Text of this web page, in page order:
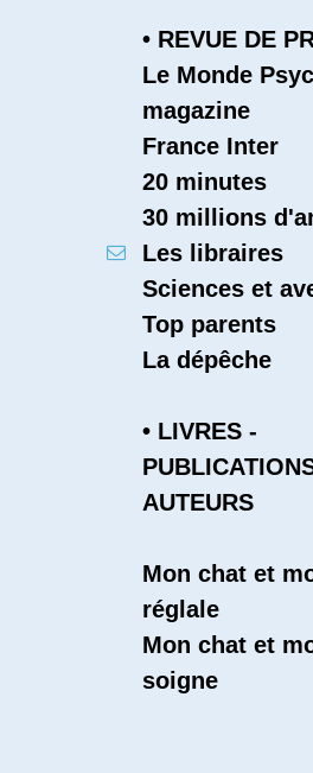
• REVUE DE
Le Monde
magazine
France Inter
20 minutes
30 millions
Les libraires
Sciences et
Top parents
La dépêche
• LIVRES -
AUTEURS
Mon chat et
réglale
Mon chat et
soigne